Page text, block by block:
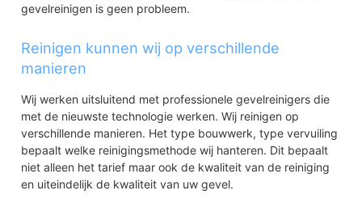
gevelreinigen is geen probleem.
Reinigen kunnen wij op verschillende
manieren
Wij werken uitsluitend met professionele gevelreinigers die
met de nieuwste technologie werken. Wij reinigen op
verschillende manieren. Het type bouwwerk, type vervuiling
bepaalt welke reinigingsmethode wij hanteren. Dit bepaalt
niet alleen het tarief maar ook de kwaliteit van de reiniging
en uiteindelijk de kwaliteit van uw gevel.